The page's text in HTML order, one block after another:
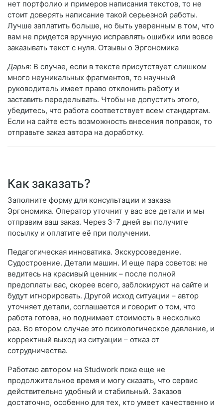
нет портфолио и примеров написания текстов, то не
стоит доверять написание такой серьезной работы.
Лучше заплатить больше, но быть уверенным в том, что
вам не придется вручную исправлять ошибки или вовсе
заказывать текст с нуля. Отзывы о Эргономика
Дарья: В случае, если в тексте присутствует слишком
много неуникальных фрагментов, то научный
руководитель имеет право отклонить работу и
заставить переделывать. Чтобы не допустить этого,
убедитесь, что работа соответствует всем стандартам.
Если на сайте есть возможность внесения поправок, то
отправьте заказ автора на доработку.
Как заказать?
Заполните форму для консультации и заказа
Эргономика. Оператор уточнит у вас все детали и мы
отправим ваш заказ. Через 3-7 дней вы получите
посылку и оплатите её при получении.
Педагогическая инноватика. Экскурсоведение.
Судостроение. Детали машин. И еще пара советов: не
ведитесь на красивый ценник – после полной
предоплаты вас, скорее всего, заблокируют на сайте и
будут игнорировать. Другой исход ситуации – автор
уточняет детали, соглашается и говорит о том, что
работа готова, но поднимает стоимость в несколько
раз. Во втором случае это психологическое давление, и
корректный выход из ситуации – отказ от
сотрудничества.
Работаю автором на Studwork пока еще не
продолжительное время и могу сказать, что сервис
действительно удобный и стабильный. Заказов
достаточно, особенно для тех, кто умеет качественно и